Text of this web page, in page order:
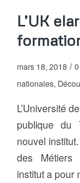
L’UK
mars 18, 2018 /
nationales,
L’Université
publique du
nouvel
des Métiers
institut a pour